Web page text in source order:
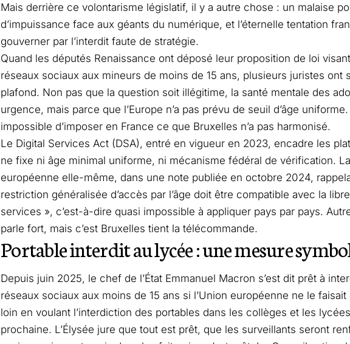
Mais derrière ce volontarisme législatif, il y a autre chose : un malaise
d’impuissance face aux géants du numérique, et l’éternelle tentation
gouverner par l’interdit faute de stratégie.
Quand les députés Renaissance ont déposé leur proposition de loi
réseaux sociaux aux mineurs de moins de 15 ans, plusieurs juristes ont
plafond. Non pas que la question soit illégitime, la santé mentale des
urgence, mais parce que l’Europe n’a pas prévu de seuil d’âge
impossible d’imposer en France ce que Bruxelles n’a pas harmonisé.
Le Digital Services Act (DSA), entré en vigueur en 2023, encadre les
ne fixe ni âge minimal uniforme, ni mécanisme fédéral de vérification.
européenne elle-même, dans une note publiée en octobre 2024,
restriction généralisée d’accès par l’âge doit être compatible avec la
services », c’est-à-dire quasi impossible à appliquer pays par pays.
parle fort, mais c’est Bruxelles tient la télécommande.
Portable interdit au lycée : une mesure
Depuis juin 2025, le chef de l’État Emmanuel Macron s’est dit prêt à
réseaux sociaux aux moins de 15 ans si l’Union européenne ne le faisait
loin en voulant l’interdiction des portables dans les collèges et les
prochaine. L’Élysée jure que tout est prêt, que les surveillants seront